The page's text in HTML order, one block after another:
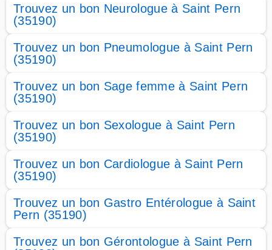
Trouvez un bon Neurologue à Saint Pern
(35190)
Trouvez un bon Pneumologue à Saint Pern
(35190)
Trouvez un bon Sage femme à Saint Pern
(35190)
Trouvez un bon Sexologue à Saint Pern
(35190)
Trouvez un bon Cardiologue à Saint Pern
(35190)
Trouvez un bon Gastro Entérologue à Saint
Pern (35190)
Trouvez un bon Gérontologue à Saint Pern